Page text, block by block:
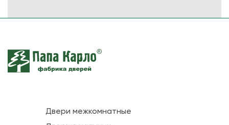
Двери межкомнатные